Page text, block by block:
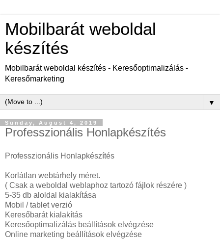
Mobilbarát weboldal
készítés
Mobilbarát weboldal készítés - Keresőoptimalizálás -
Keresőmarketing
▼
Sunday, August 4, 2019
Professzionális Honlapkészítés
Professzionális Honlapkészítés
Korlátlan webtárhely méret.
( Csak a weboldal weblaphoz tartozó fájlok részére )
5-35 db aloldal kialakítása
Mobil / tablet verzió
Keresőbarát kialakítás
Keresőoptimalizálás beállítások elvégzése
Online marketing beállítások elvégzése